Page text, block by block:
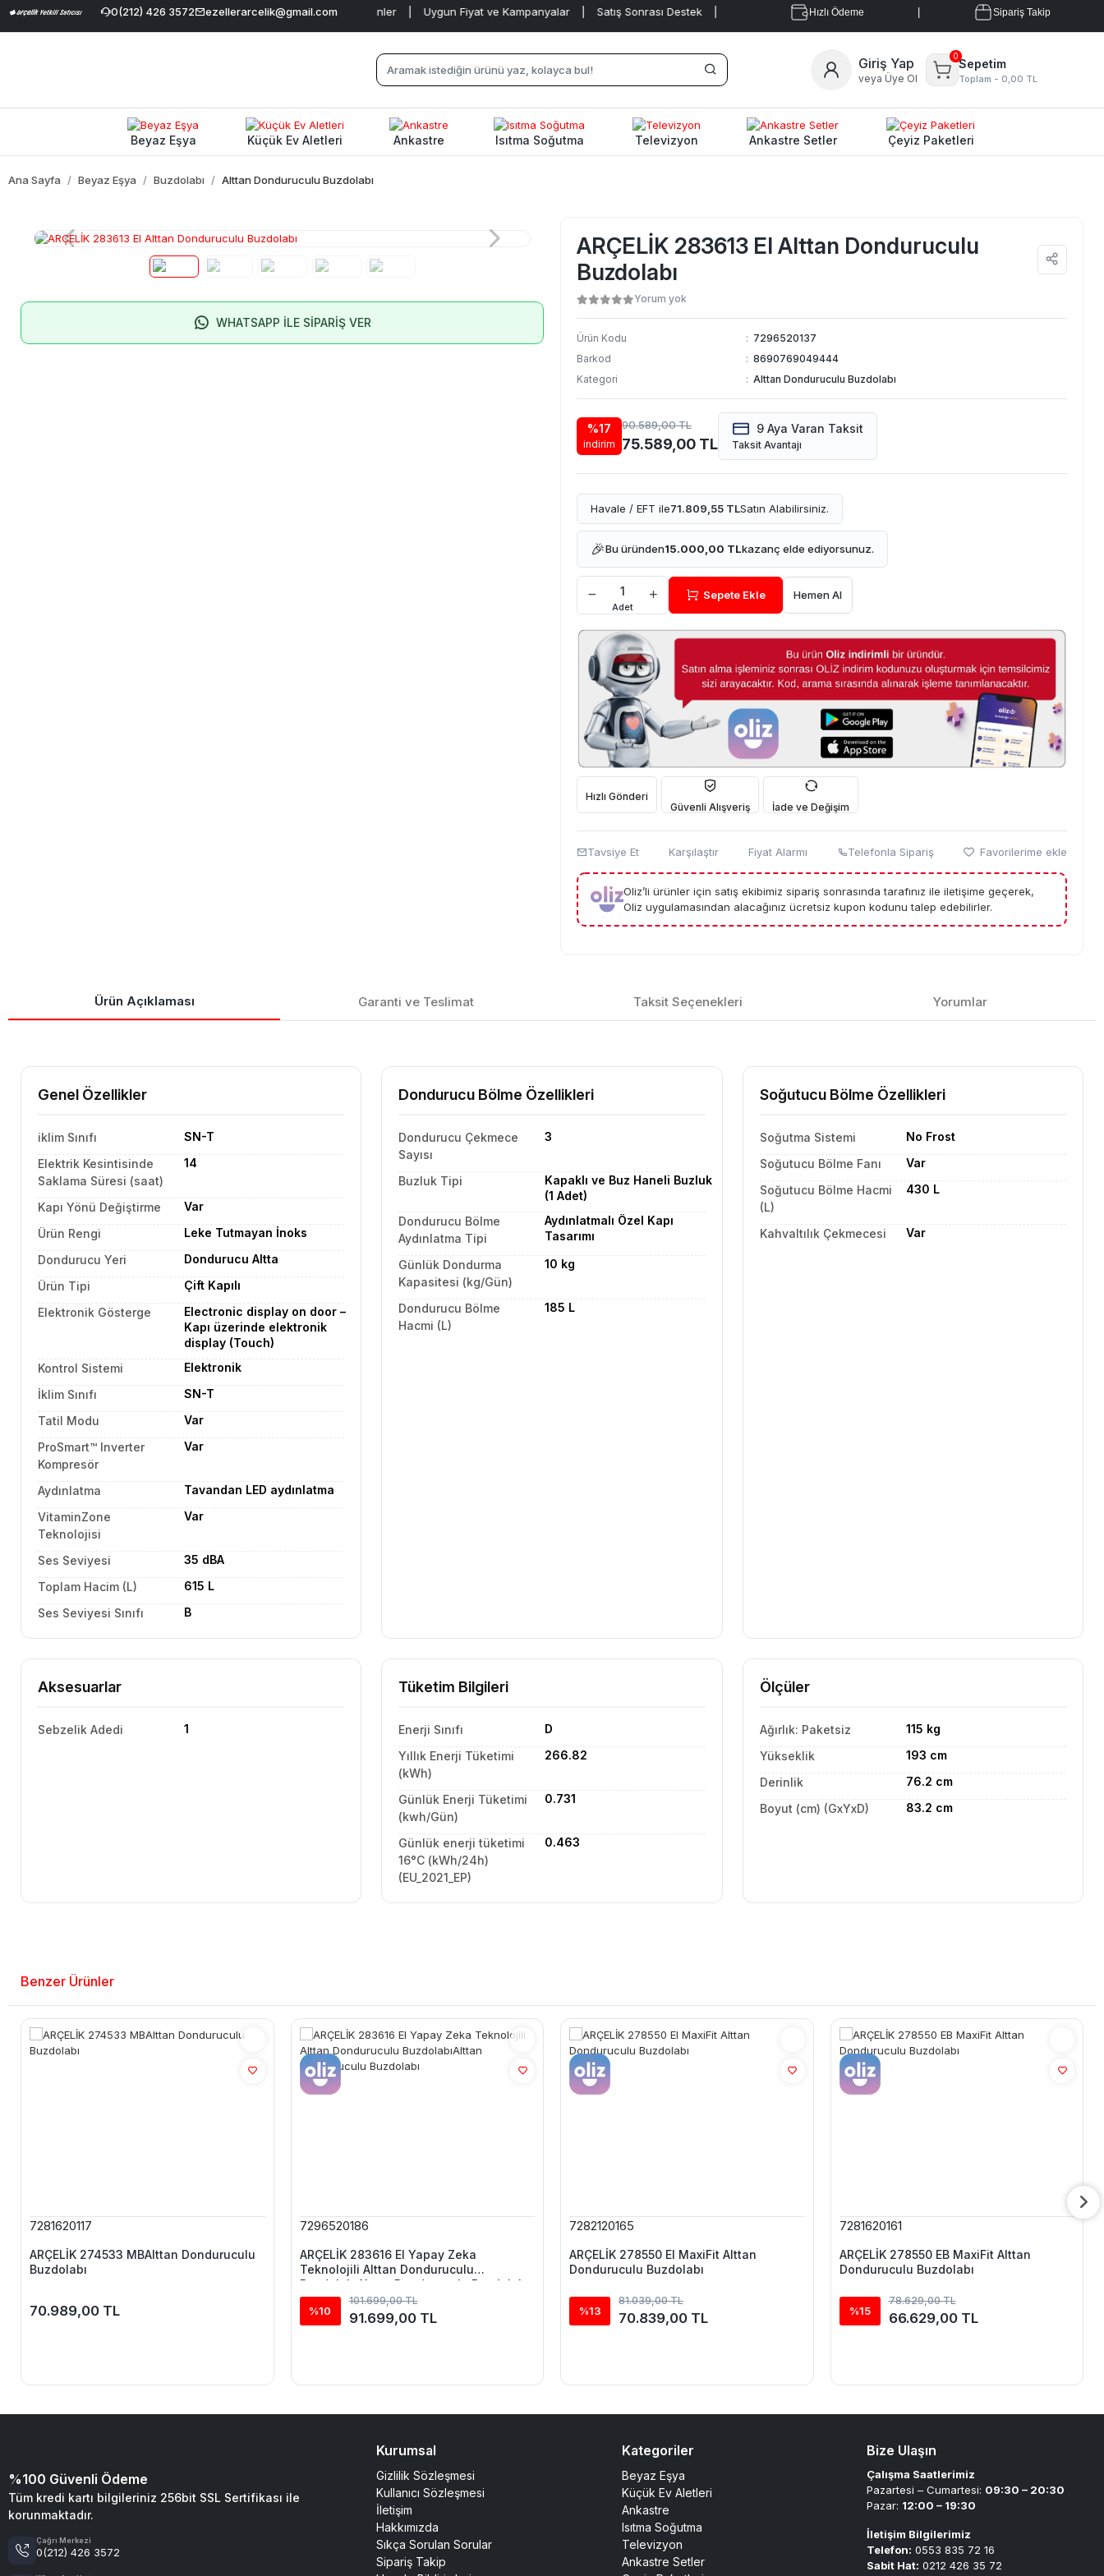
0(212) 426 3572 ezellerarcelik@gmail.com
| Geniş Ürün Yelpazesi | %100 Orijinal ve Garantili Ürünler Uygun Fiyat ve Kampanyalar | Satış Sonrası Destek | Hızlı Ödeme Sipariş Takip
Giriş Yap
veya Üye Ol
0
Sepetim
Toplam - 0,00 TL
Beyaz Eşya Küçük Ev Aletleri Ankastre Isıtma Soğutma Televizyon Ankastre Setler Çeyiz Paketleri
Ana Sayfa Beyaz Eşya Buzdolabı Alttan Donduruculu Buzdolabı
WHATSAPP İLE SİPARİŞ VER
ARÇELİK 283613 EI Alttan Donduruculu
Buzdolabı
Yorum yok
Ürün Kodu : 7296520137
Barkod
: 8690769049444
Kategori
: Alttan Donduruculu Buzdolabı
%17
indirim
90.589,00 TL
75.589,00 TL
9 Aya Varan Taksit
Taksit Avantajı
Havale / EFT ile71.809,55 TLSatın Alabilirsiniz.
🎉Bu üründen15.000,00 TLkazanç elde ediyorsunuz.
Adet
Sepete Ekle Hemen Al
Hızlı Gönderi
Güvenli Alışveriş
İade ve Değişim
Tavsiye Et Karşılaştır Fiyat Alarmı Telefonla Sipariş Favorilerime ekle
Oliz’li ürünler için satış ekibimiz sipariş sonrasında tarafınız ile iletişime geçerek,
Oliz uygulamasından alacağınız ücretsiz kupon kodunu talep edebilirler.
Ürün Açıklaması Garanti ve Teslimat Taksit Seçenekleri Yorumlar
Genel Özellikler
iklim Sınıfı
SN-T
Elektrik Kesintisinde
Saklama Süresi (saat)
14
Kapı Yönü Değiştirme
Var
Ürün Rengi
Leke Tutmayan İnoks
Dondurucu Yeri
Dondurucu Altta
Ürün Tipi
Çift Kapılı
Elektronik Gösterge
Electronic display on door –
Kapı üzerinde elektronik
display (Touch)
Kontrol Sistemi
Elektronik
İklim Sınıfı
SN-T
Tatil Modu
Var
ProSmart™ Inverter
Kompresör
Var
Aydınlatma
Tavandan LED aydınlatma
VitaminZone
Teknolojisi
Var
Ses Seviyesi
35 dBA
Toplam Hacim (L)
615 L
Ses Seviyesi Sınıfı
B
Dondurucu Bölme Özellikleri
Dondurucu Çekmece
Sayısı
3
Buzluk Tipi
Kapaklı ve Buz Haneli Buzluk
(1 Adet)
Dondurucu Bölme
Aydınlatma Tipi
Aydınlatmalı Özel Kapı
Tasarımı
Günlük Dondurma
Kapasitesi (kg/Gün)
10 kg
Dondurucu Bölme
Hacmi (L)
185 L
Soğutucu Bölme Özellikleri
Soğutma Sistemi
No Frost
Soğutucu Bölme Fanı
Var
Soğutucu Bölme Hacmi
(L)
430 L
Kahvaltılık Çekmecesi Var
Aksesuarlar
Sebzelik Adedi 1
Tüketim Bilgileri
Enerji Sınıfı
D
Yıllık Enerji Tüketimi
(kWh)
266.82
Günlük Enerji Tüketimi
(kwh/Gün)
0.731
Günlük enerji tüketimi
16°C (kWh/24h)
(EU_2021_EP)
0.463
Ölçüler
Ağırlık: Paketsiz
115 kg
Yükseklik
193 cm
Derinlik
76.2 cm
Boyut (cm) (GxYxD)
83.2 cm
Benzer Ürünler
7281620117
ARÇELİK 274533 MBAlttan Donduruculu
Buzdolabı
70.989,00 TL
7296520186
ARÇELİK 283616 EI Yapay Zeka
Teknolojili Alttan Donduruculu
BuzdolabıAlttan Donduruculu Buzdolabı
%10
101.699,00 TL
91.699,00 TL
7282120165
ARÇELİK 278550 EI MaxiFit Alttan
Donduruculu Buzdolabı
%13
81.039,00 TL
70.839,00 TL
7281620161
ARÇELİK 278550 EB MaxiFit Alttan
Donduruculu Buzdolabı
%15
78.629,00 TL
66.629,00 TL
%100 Güvenli Ödeme
Tüm kredi kartı bilgileriniz 256bit SSL Sertifikası ile
korunmaktadır.
Çağrı Merkezi
0(212) 426 3572
Kurumsal
Gizlilik Sözleşmesi
Kullanıcı Sözleşmesi
İletişim
Hakkımızda
Sıkça Sorulan Sorular
Sipariş Takip
Kategoriler
Beyaz Eşya
Küçük Ev Aletleri
Ankastre
Isıtma Soğutma
Televizyon
Ankastre Setler
Bize Ulaşın
Çalışma Saatlerimiz
Pazartesi – Cumartesi: 09:30 – 20:30
Pazar: 12:00 – 19:30
İletişim Bilgilerimiz
Telefon: 0553 835 72 16
Sabit Hat: 0212 426 35 72